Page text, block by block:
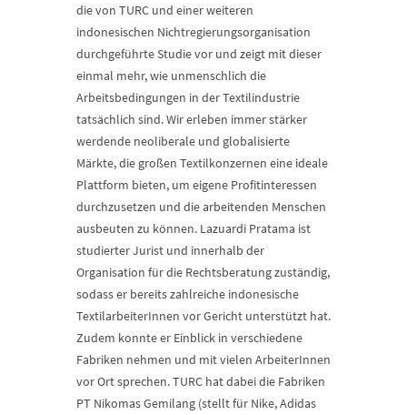
die von TURC und einer weiteren
indonesischen Nichtregierungsorganisation
durchgeführte Studie vor und zeigt mit dieser
einmal mehr, wie unmenschlich die
Arbeitsbedingungen in der Textilindustrie
tatsächlich sind. Wir erleben immer stärker
werdende neoliberale und globalisierte
Märkte, die großen Textilkonzernen eine ideale
Plattform bieten, um eigene Profitinteressen
durchzusetzen und die arbeitenden Menschen
ausbeuten zu können. Lazuardi Pratama ist
studierter Jurist und innerhalb der
Organisation für die Rechtsberatung zuständig,
sodass er bereits zahlreiche indonesische
TextilarbeiterInnen vor Gericht unterstützt hat.
Zudem konnte er Einblick in verschiedene
Fabriken nehmen und mit vielen ArbeiterInnen
vor Ort sprechen. TURC hat dabei die Fabriken
PT Nikomas Gemilang (stellt für Nike, Adidas